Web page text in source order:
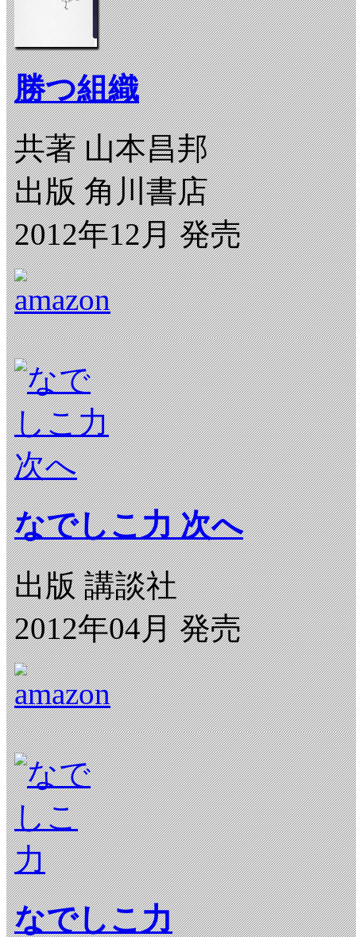
勝つ組織
共著 山本昌邦
出版 角川書店
2012年12月 発売
なでしこ力 次へ
出版 講談社
2012年04月 発売
なでしこ力